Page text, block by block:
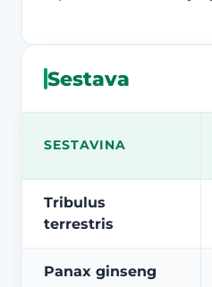
Sestava
SESTAVINA
Tribulus
terrestris
Panax ginseng